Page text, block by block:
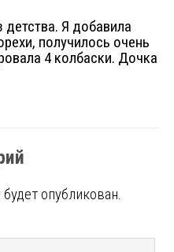
Я добавила
получилось очень
4 колбаски. Дочка
опубликован.